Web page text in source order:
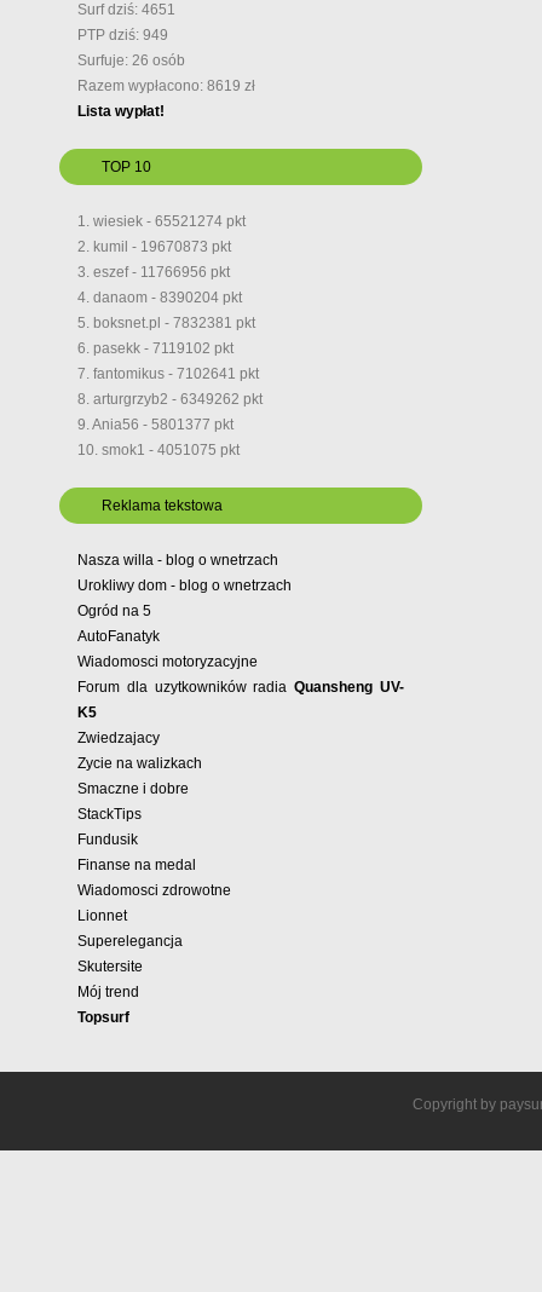
Surf dziś: 4651
PTP dziś: 949
Surfuje: 26 osób
Razem wypłacono: 8619 zł
Lista wypłat!
TOP 10
1. wiesiek - 65521274 pkt
2. kumil - 19670873 pkt
3. eszef - 11766956 pkt
4. danaom - 8390204 pkt
5. boksnet.pl - 7832381 pkt
6. pasekk - 7119102 pkt
7. fantomikus - 7102641 pkt
8. arturgrzyb2 - 6349262 pkt
9. Ania56 - 5801377 pkt
10. smok1 - 4051075 pkt
Reklama tekstowa
Nasza willa - blog o wnetrzach
Urokliwy dom - blog o wnetrzach
Ogród na 5
AutoFanatyk
Wiadomosci motoryzacyjne
Forum dla uzytkowników radiaQuansheng UV-
K5
Zwiedzajacy
Zycie na walizkach
Smaczne i dobre
StackTips
Fundusik
Finanse na medal
Wiadomosci zdrowotne
Lionnet
Superelegancja
Skutersite
Mój trend
Topsurf
Copyright by